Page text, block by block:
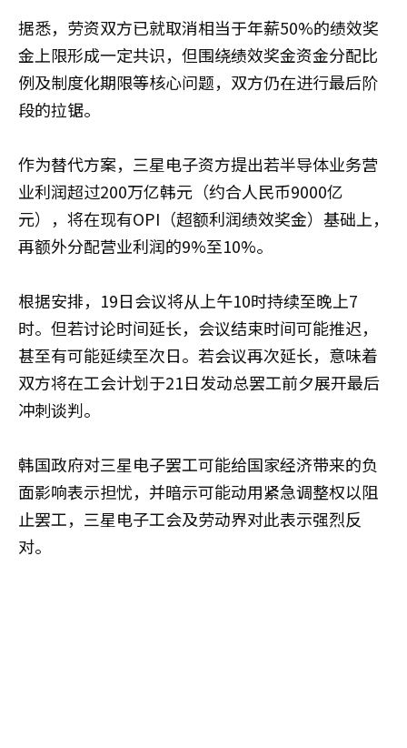
据悉，劳资双方已就取消相当于年薪50%的绩效奖
金上限形成一定共识，但围绕绩效奖金资金分配比
例及制度化期限等核心问题，双方仍在进行最后阶
段的拉锯。
作为替代方案，三星电子资方提出若半导体业务营
业利润超过200万亿韩元（约合人民币9000亿
元），将在现有OPI（超额利润绩效奖金）基础上，
再额外分配营业利润的9%至10%。
根据安排，19日会议将从上午10时持续至晚上7
时。但若讨论时间延长，会议结束时间可能推迟，
甚至有可能延续至次日。若会议再次延长，意味着
双方将在工会计划于21日发动总罢工前夕展开最后
冲刺谈判。
韩国政府对三星电子罢工可能给国家经济带来的负
面影响表示担忧，并暗示可能动用紧急调整权以阻
止罢工，三星电子工会及劳动界对此表示强烈反
对。